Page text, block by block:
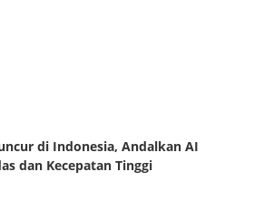
di Indonesia, Andalkan AI
dan Kecepatan Tinggi